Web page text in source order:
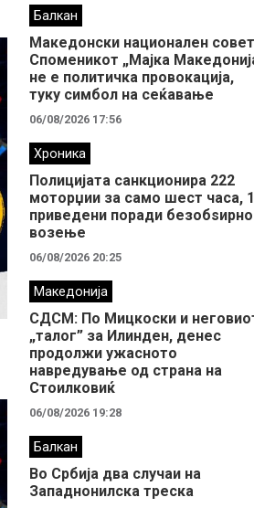
Балкан
Македонски национален
Споменикот „Мајка
не е политичка провокација,
туку симбол на сеќавање
06/08/2026 17:56
Хроника
Полицијата санкционира 222
моторџии за само шест часа,
приведени поради безобѕирно
возење
06/08/2026 20:25
Македонија
СДСМ: По Мицкоски и
„талог” за Илинден, денес
продолжи ужасното
навредување од страна на
Стоилковиќ
06/08/2026 19:28
Балкан
Во Србија два случaи на
Западнонилска треска